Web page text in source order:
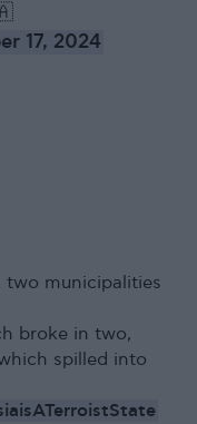
17, 2024
two municipalities
broke in two,
spilled into